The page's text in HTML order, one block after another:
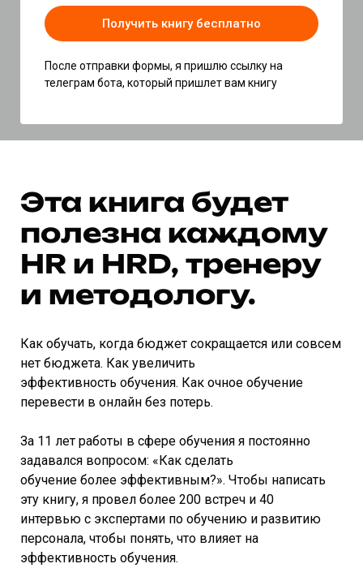
Получить книгу бесплатно
После отправки формы, я пришлю ссылку на
телеграм бота, который пришлет вам книгу
Эта книга будет
полезна каждому
HR и HRD, тренеру
и методологу.
Как обучать, когда бюджет сокращается или совсем
нет бюджета. Как увеличить
эффективность обучения. Как очное обучение
перевести в онлайн без потерь.
За 11 лет работы в сфере обучения я постоянно
задавался вопросом: «Как сделать
обучение более эффективным?». Чтобы написать
эту книгу, я провел более 200 встреч и 40
интервью с экспертами по обучению и развитию
персонала, чтобы понять, что влияет на
эффективность обучения.